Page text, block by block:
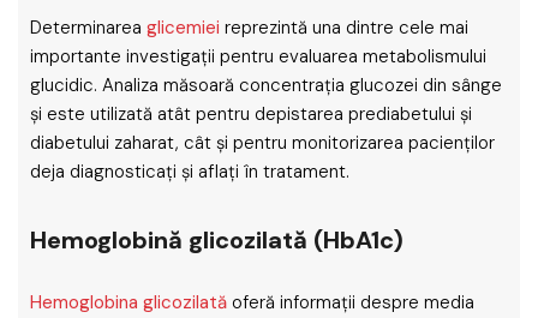
Determinarea glicemiei reprezintă una dintre cele mai
importante investigații pentru evaluarea metabolismului
glucidic. Analiza măsoară concentrația glucozei din sânge
și este utilizată atât pentru depistarea prediabetului și
diabetului zaharat, cât și pentru monitorizarea pacienților
deja diagnosticați și aflați în tratament.
Hemoglobină glicozilată (HbA1c)
Hemoglobina glicozilată oferă informații despre media